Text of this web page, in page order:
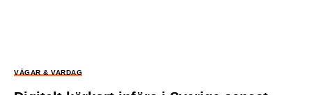
VÄGAR & VARDAG